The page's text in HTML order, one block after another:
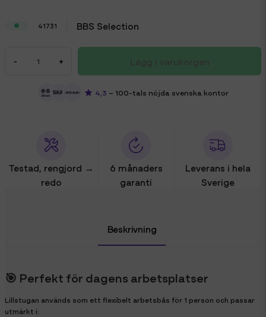
41731 BBS Selection
- +
4,3 – 100-tals nöjda svenska kontor
Testad, rengjord →
redo
6 månaders
garanti
Leverans i hela
Sverige
Beskrivning
🎯 Perfekt för dagens arbetsplatser
Lillstugan används som ett flexibelt arbetsbås för 1 person och passar
utmärkt i: